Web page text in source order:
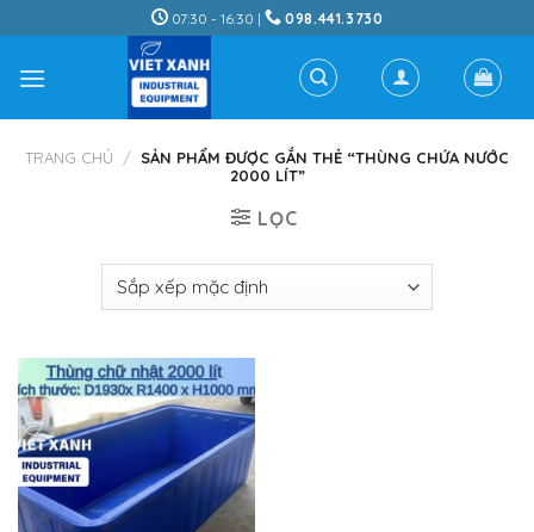
to
content
07:30 - 16:30 | 098.441.3730
TRANG CHỦ / SẢN PHẨM ĐƯỢC GẮN THẺ “THÙNG CHỨA NƯỚC
2000 LÍT”
LỌC